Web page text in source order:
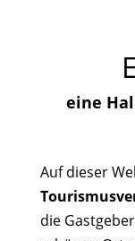
eine
Auf dieser
die